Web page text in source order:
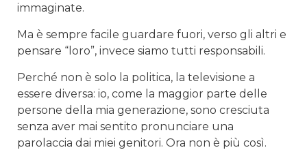
immaginate.
Ma è sempre facile guardare fuori, verso gli altri e
pensare “loro”, invece siamo tutti responsabili.
Perché non è solo la politica, la televisione a
essere diversa: io, come la maggior parte delle
persone della mia generazione, sono cresciuta
senza aver mai sentito pronunciare una
parolaccia dai miei genitori. Ora non è più così.